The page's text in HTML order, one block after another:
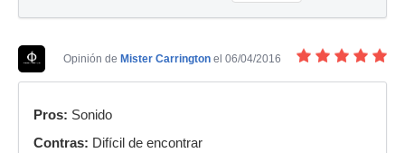
Opinión de Mister Carrington el 06/04/2016
Pros: Sonido
Contras: Difícil de encontrar